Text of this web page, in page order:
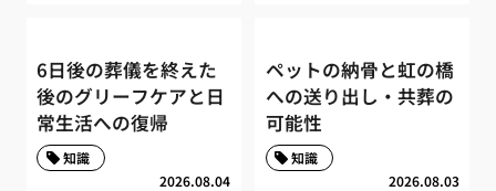
6日後の葬儀を終えた
後のグリーフケアと日
常生活への復帰
2026.08.04
知識
ペットの納骨と虹の橋
への送り出し・共葬の
可能性
2026.08.03
知識